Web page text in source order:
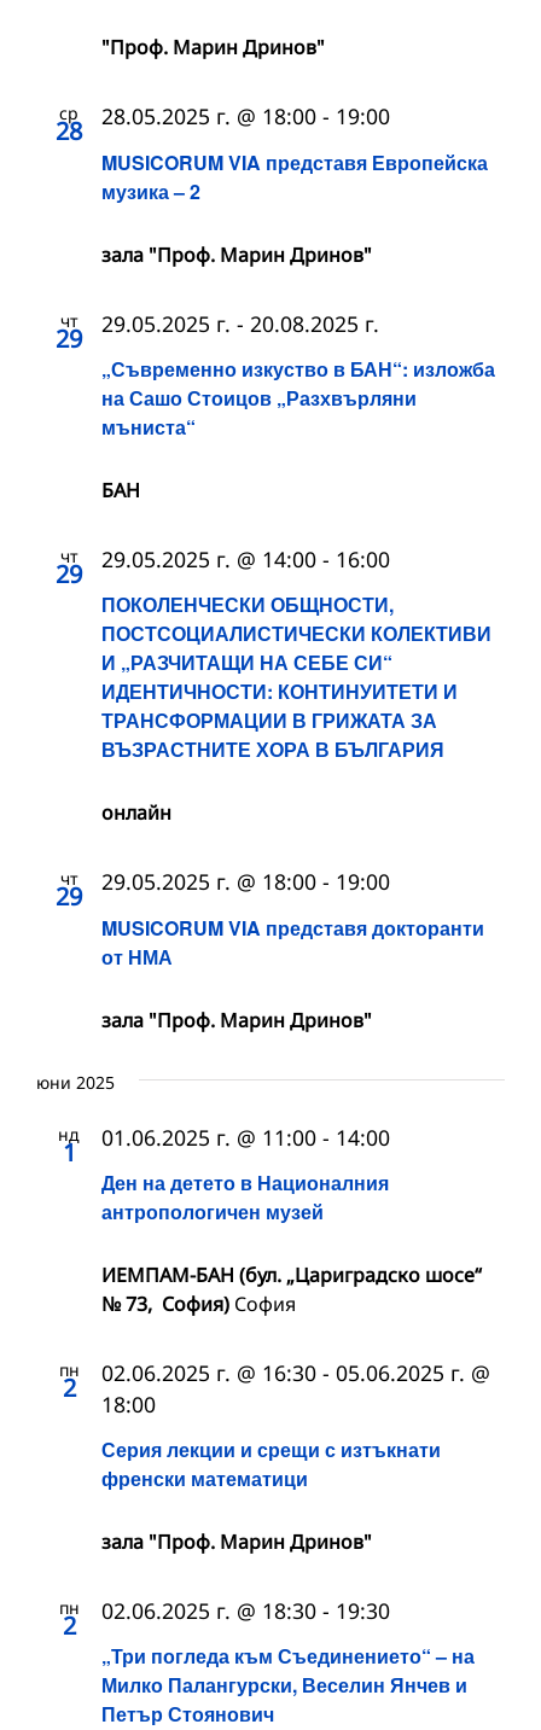
"Проф. Марин Дринов"
ср
28
MUSICORUM VIA представя Европейска
музика – 2
28.05.2025 г. @ 18:00 - 19:00
зала "Проф. Марин Дринов"
чт
29
„Съвременно изкуство в БАН“: изложба
на Сашо Стоицов „Разхвърляни
мъниста“
29.05.2025 г. - 20.08.2025 г.
БАН
чт
29
ПОКОЛЕНЧЕСКИ ОБЩНОСТИ,
ПОСТСОЦИАЛИСТИЧЕСКИ КОЛЕКТИВИ
И „РАЗЧИТАЩИ НА СЕБЕ СИ“
ИДЕНТИЧНОСТИ: КОНТИНУИТЕТИ И
ТРАНСФОРМАЦИИ В ГРИЖАТА ЗА
ВЪЗРАСТНИТЕ ХОРА В БЪЛГАРИЯ
29.05.2025 г. @ 14:00 - 16:00
онлайн
чт
29
MUSICORUM VIA представя докторанти
от НМА
29.05.2025 г. @ 18:00 - 19:00
зала "Проф. Марин Дринов"
юни 2025
нд
1
Ден на детето в Националния
антропологичен музей
01.06.2025 г. @ 11:00 - 14:00
ИЕМПАМ-БАН (бул. „Цариградско шосе“
№ 73, София) София
пн
2
Серия лекции и срещи с изтъкнати
френски математици
02.06.2025 г. @ 16:30 - 05.06.2025 г. @
18:00
зала "Проф. Марин Дринов"
пн
2
„Три погледа към Съединението“ – на
Милко Палангурски, Веселин Янчев и
Петър Стоянович
02.06.2025 г. @ 18:30 - 19:30